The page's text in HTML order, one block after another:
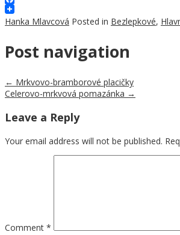
Facebook
Hanka Mlavcová Posted in Bezlepkové,
Post navigation
← Mrkvovo-bramborové placičky
Celerovo-mrkvová pomazánka →
Leave a Reply
Your email address will not be published.
Comment *